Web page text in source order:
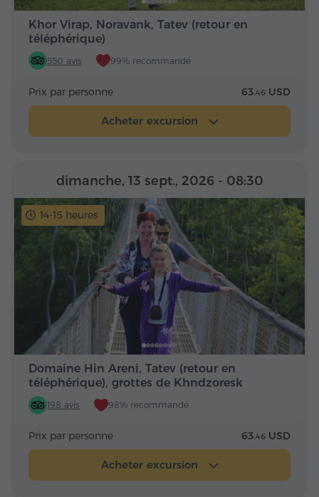
Khor Virap, Noravank, Tatev (retour en
téléphérique)
550 avis 99% recommandé
Prix par personne 63.46 USD
Acheter excursion
14-15 heures
Domaine Hin Areni, Tatev (retour en
téléphérique), grottes de Khndzoresk
198 avis 98% recommandé
dimanche, 13 sept., 2026 - 08:30
Prix par personne 63.46 USD
Acheter excursion